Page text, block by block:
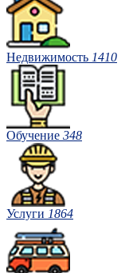
Недвижимость 1410
Обучение 348
Услуги 1864